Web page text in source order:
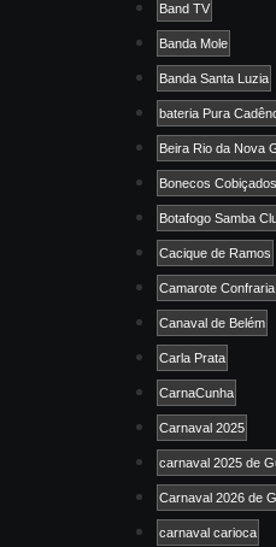
Band TV
Banda Mole
Banda Santa Luzia
bateria Pura
Beira Rio da Nova
Bonecos Cobiçados
Botafogo Samba
Cacique de Ramos
Camarote Confraria
Canaval de Belém
Carla Prata
CarnaCunha
Carnaval 2025
carnaval 2025 de
Carnaval 2026 de
carnaval carioca